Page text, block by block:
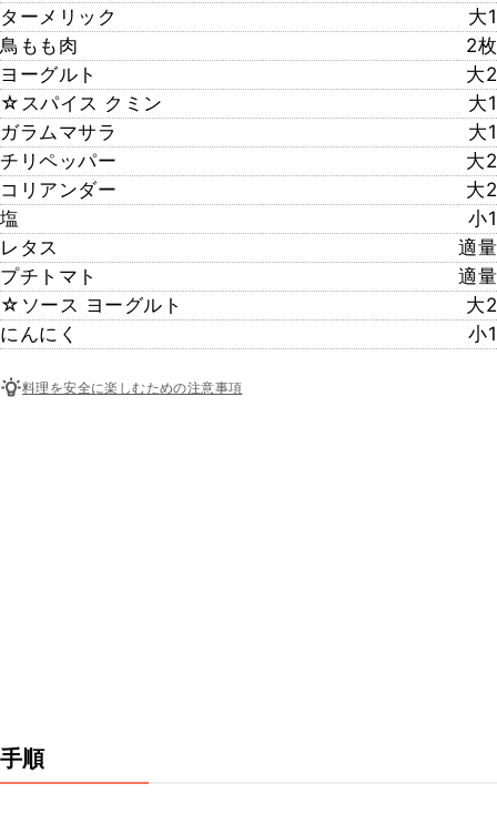
ターメリック
大1
鳥もも肉
2枚
ヨーグルト
大2
☆スパイス クミン
大1
ガラムマサラ
大1
チリペッパー
大2
コリアンダー
大2
塩
小1
レタス
適量
プチトマト
適量
☆ソース ヨーグルト
大2
にんにく
小1
料理を安全に楽しむための注意事項
手順